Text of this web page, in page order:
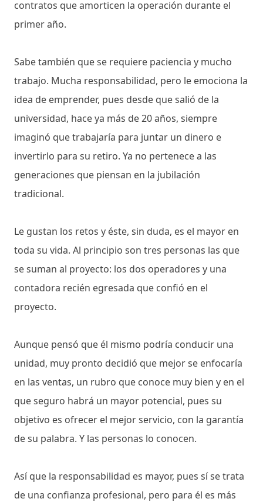
contratos que amorticen la operación durante el
primer año.
Sabe también que se requiere paciencia y mucho
trabajo. Mucha responsabilidad, pero le emociona la
idea de emprender, pues desde que salió de la
universidad, hace ya más de 20 años, siempre
imaginó que trabajaría para juntar un dinero e
invertirlo para su retiro. Ya no pertenece a las
generaciones que piensan en la jubilación
tradicional.
Le gustan los retos y éste, sin duda, es el mayor en
toda su vida. Al principio son tres personas las que
se suman al proyecto: los dos operadores y una
contadora recién egresada que confió en el
proyecto.
Aunque pensó que él mismo podría conducir una
unidad, muy pronto decidió que mejor se enfocaría
en las ventas, un rubro que conoce muy bien y en el
que seguro habrá un mayor potencial, pues su
objetivo es ofrecer el mejor servicio, con la garantía
de su palabra. Y las personas lo conocen.
Así que la responsabilidad es mayor, pues sí se trata
de una confianza profesional, pero para él es más